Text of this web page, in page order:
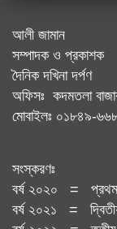
আলী জামান
সম্পাদক ও প্রকাশক
দৈনিক দখিনা দর্পণ
অফিসঃ কদমতলা
মোবাইলঃ ০১৮৪৯-
সংস্করণঃ
বর্ষ ২০২০ = প্রথম
বর্ষ ২০২১ =